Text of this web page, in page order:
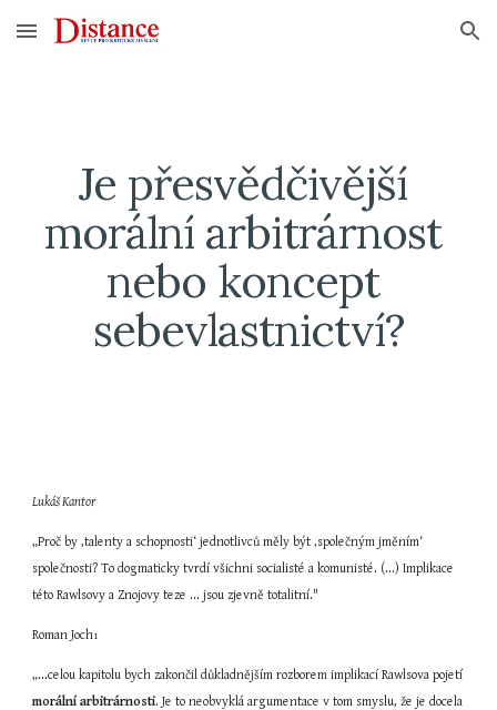
Skip to main content Skip to navigation
Je přesvědčivější
morální arbitrárnost
nebo koncept
sebevlastnictví?
Lukáš Kantor
„Proč by ‚talenty a schopnosti‘ jednotlivců měly být ‚společným jměním‘
společnosti? To dogmaticky tvrdí všichni socialisté a komunisté. (...) Implikace
této Rawlsovy a Znojovy teze ... jsou zjevně totalitní."
Roman Joch1
morální arbitrárnosti. Je to neobvyklá argumentace v tom smyslu, že je docela